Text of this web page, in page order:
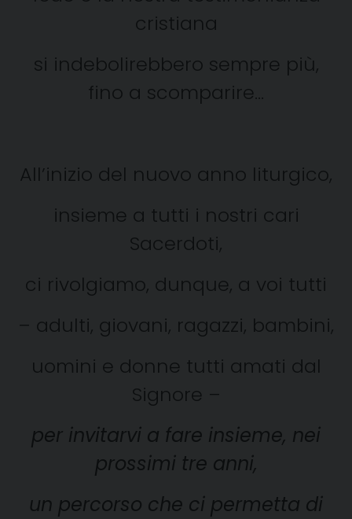
cristiana
si indebolirebbero sempre più,
fino a scomparire…
All’inizio del nuovo anno liturgico,
insieme a tutti i nostri cari
Sacerdoti,
ci rivolgiamo, dunque, a voi tutti
– adulti, giovani, ragazzi, bambini,
uomini e donne tutti amati dal
Signore –
per invitarvi a fare insieme, nei
prossimi tre anni,
un percorso che ci permetta di